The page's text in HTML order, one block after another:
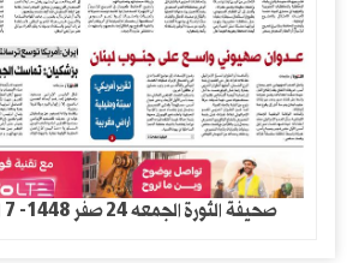
صحيفة الثورة الجمعه 24 صفر 1448- 7 اغسطس 2026